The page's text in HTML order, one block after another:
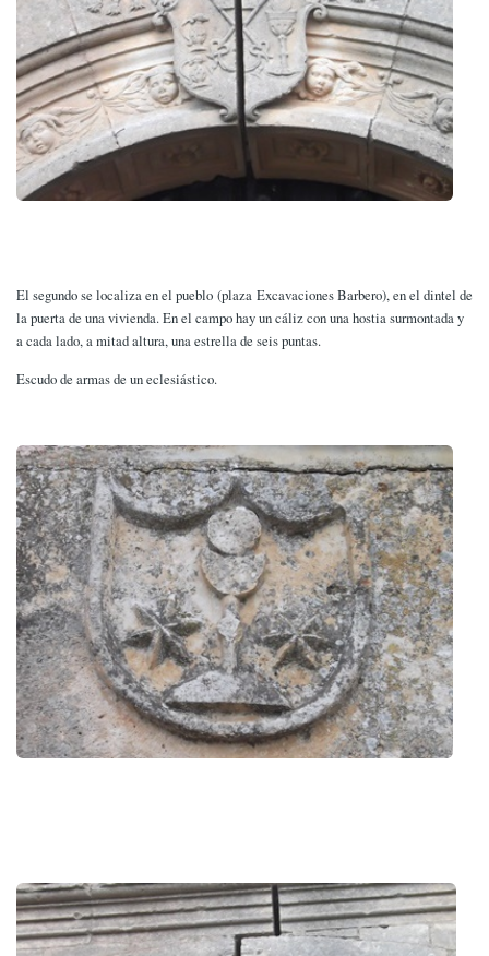
El segundo se localiza en el pueblo (plaza Excavaciones Barbero), en el dintel de
la puerta de una vivienda. En el campo hay un cáliz con una hostia surmontada y
a cada lado, a mitad altura, una estrella de seis puntas.
Escudo de armas de un eclesiástico.